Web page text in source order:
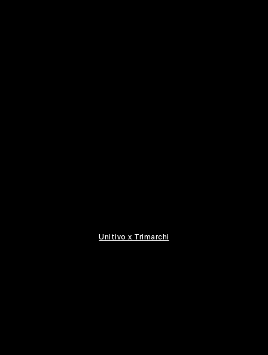
Unitivo x Trimarchi